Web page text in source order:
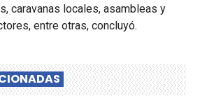
caravanas locales, asambleas y
entre otras, concluyó.